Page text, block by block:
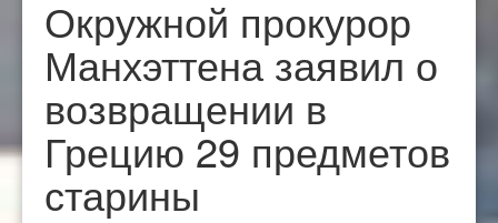
Окружной прокурор
Манхэттена заявил о
возвращении в
Грецию 29 предметов
старины